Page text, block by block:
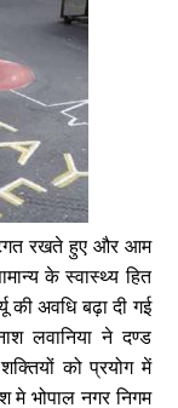
रखते हुए और आम
के स्वास्थ्य हित
अवधि बढ़ा दी गई
लवानिया ने दण्ड
को प्रयोग में
मे भोपाल नगर निगम